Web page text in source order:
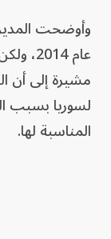
وأوضحت
‏عام
مشيرة إلى أن
‏لسوريا بسبب
المناسبة ‌‏لها.